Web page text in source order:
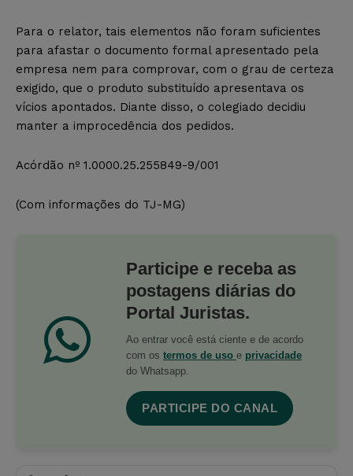
Para o relator, tais elementos não foram suficientes
para afastar o documento formal apresentado pela
empresa nem para comprovar, com o grau de certeza
exigido, que o produto substituído apresentava os
vícios apontados. Diante disso, o colegiado decidiu
manter a improcedência dos pedidos.
Acórdão nº 1.0000.25.255849-9/001
(Com informações do TJ-MG)
Participe e receba as
postagens diárias do
Portal Juristas.
Ao entrar você está ciente e de acordo
com os termos de uso e privacidade
do Whatsapp.
PARTICIPE DO CANAL